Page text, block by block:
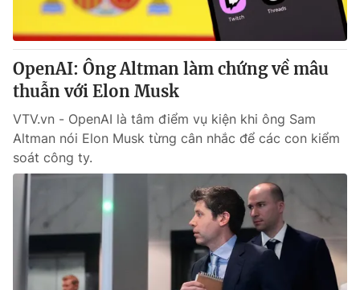
OpenAI: Ông Altman làm chứng về mâu
thuẫn với Elon Musk
VTV.vn - OpenAI là tâm điểm vụ kiện khi ông Sam
Altman nói Elon Musk từng cân nhắc để các con kiểm
soát công ty.